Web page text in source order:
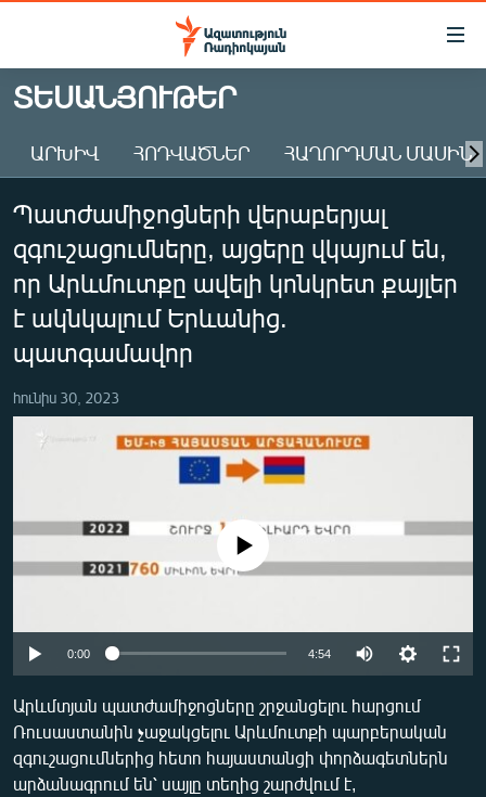
Մատչելիության
Անցնել
հիմնական
Անցնել
հիմնական
մենյուին
ԱԶԱՏՈՒԹՅՈՒՆ TV
ՀԱՅԱՍՏԱՆ
ԸՆՏՐՈՒԹՅՈՒՆՆԵՐ 2026
ԻՐԱՎՈՒՆՔ
ՀԱՍԱՐԱԿՈՒԹՅՈՒՆ
ՏՆՏԵՍՈՒԹՅՈՒՆ
ՄՇԱԿՈՒՅԹ
ՍՊՈՐՏ
ՏՏ ԵՒ ԻՆՏԵՐՆԵՏ
ԿՈՐՈՆԱՎԻՐՈՒՍ
ԱՐԽԻՎ
ՏԵՍԱՆՅՈՒԹԵՐ
ՏԵՍԱՆՅՈՒԹԵՐ
ԱՐԽԻՎ ՀՈԴՎԱԾՆԵՐ ՀԱՂՈՐԴՄԱՆ ՄԱՍԻՆ
Պատժամիջոցների վերաբերյալ
զգուշացումները, այցերը վկայում են,
որ Արևմուտքը ավելի կոնկրետ քայլեր
է ակնկալում Երևանից.
պատգամավոր
հունիս 30, 2023
Auto 240p 360p
No media source currently available
0:00 4:54
360p
480p
Արևմտյան պատժամիջոցները շրջանցելու հարցում
Ռուսաստանին չաջակցելու Արևմուտքի պարբերական
զգուշացումներից հետո հայաստանցի փորձագետներն
արձանագրում են՝ սայլը տեղից շարժվում է,